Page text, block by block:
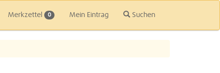
Merkzettel 0 Mein Eintrag Suchen